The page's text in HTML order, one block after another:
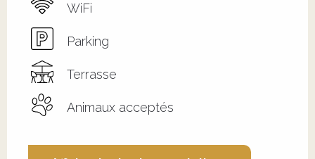
WiFi
Parking
Terrasse
Animaux acceptés